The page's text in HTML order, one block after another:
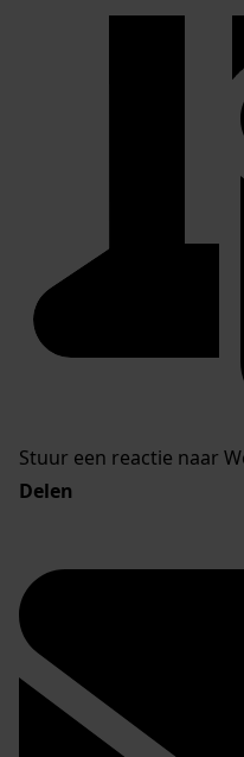
Stuur een reactie naar
Delen